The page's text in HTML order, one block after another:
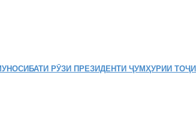
РӮЗИ ПРЕЗИДЕНТИ ҶУМҲУРИИ